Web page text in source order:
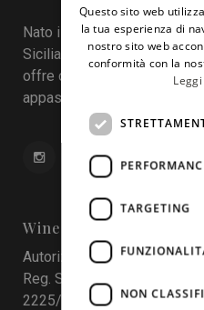
Nato il 22 aprile 2016
Sicilia en Primeur,
offre come sistema di
appassionati del vino.
Wine In Sicily
Autorizzazione del Tribunale
Reg. Stampa nr. 4 del 10
2225/2017
Questo sito web
la tua esperienza di
nostro sito web
conformità con la
TARGETING
NON